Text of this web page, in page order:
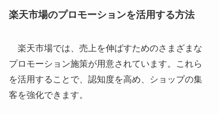
楽天市場のプロモーションを活用する方法
楽天市場では、売上を伸ばすためのさまざまな
プロモーション施策が用意されています。これら
を活用することで、認知度を高め、ショップの集
客を強化できます。